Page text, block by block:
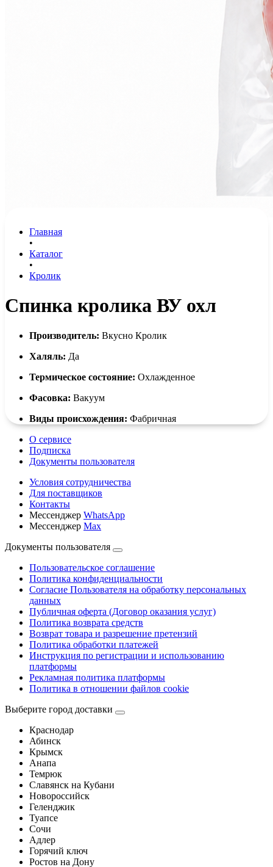
Главная
•
Каталог
•
Кролик
Спинка кролика ВУ охл
Производитель: Вкусно Кролик
Халяль: Да
Термическое состояние: Охлажденное
Фасовка: Вакуум
Виды происхождения: Фабричная
О сервисе
Подписка
Документы пользователя
Условия сотрудничества
Для поставщиков
Контакты
Мессенджер WhatsApp
Мессенджер Max
Документы пользователя
Пользовательское соглашение
Политика конфиденциальности
Согласие Пользователя на обработку персональных
данных
Публичная оферта (Договор оказания услуг)
Политика возврата средств
Возврат товара и разрешение претензий
Политика обработки платежей
Инструкция по регистрации и использованию
платформы
Рекламная политика платформы
Политика в отношении файлов cookie
Выберите город доставки
Краснодар
Абинск
Крымск
Анапа
Темрюк
Славянск на Кубани
Новороссийск
Геленджик
Туапсе
Сочи
Адлер
Горячий ключ
Ростов на Дону